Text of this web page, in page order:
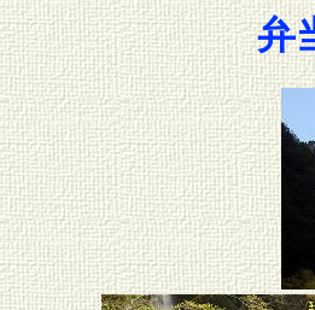
弁